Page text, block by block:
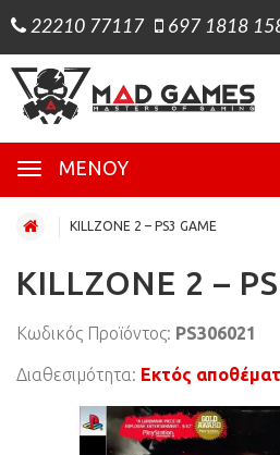
22210 77117 697 1818
ΜΕΝΟΎ
KILLZONE 2 – PS3 GAME
KILLZONE 2 –
Κωδικός Προϊόντος: PS306021
Διαθεσιμότητα: Εκτός